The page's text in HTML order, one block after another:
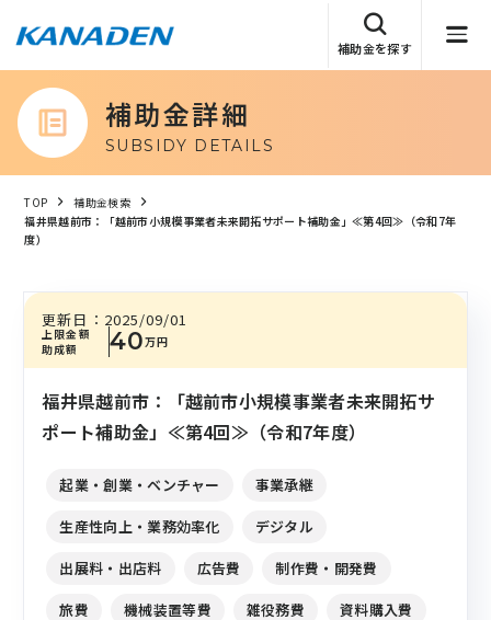
補助金を探す
補助金詳細
SUBSIDY DETAILS
TOP
補助金検索
福井県越前市：「越前市小規模事業者未来開拓サポート補助金」≪第4回≫（令和7年
度）
上限金額
助成額
40万円
更新日： 2025/09/01
福井県越前市：「越前市小規模事業者未来開拓サ
ポート補助金」≪第4回≫（令和7年度）
起業・創業・ベンチャー
事業承継
生産性向上・業務効率化
デジタル
出展料・出店料
広告費
制作費・開発費
旅費
機械装置等費 雑役務費
資料購入費